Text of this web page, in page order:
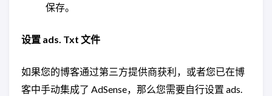
保存。
设置 ads. Txt 文件
如果您的博客通过第三方提供商获利，或者您已在博
客中手动集成了 AdSense，那么您需要自行设置 ads.